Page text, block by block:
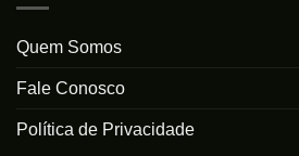
Quem Somos
Fale Conosco
Política de Privacidade